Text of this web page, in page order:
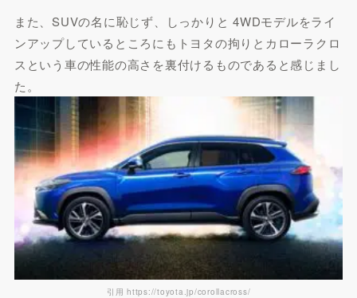
また、SUVの名に恥じず、しっかりと 4WDモデルをライ
ンアップしているところにもトヨタの拘りとカローラクロ
スという車の性能の高さを裏付けるものであると感じまし
た。
引用 https://toyota.jp/corollacross/